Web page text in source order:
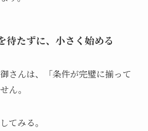
たずに、小さく始める
さんは、「条件が完璧に揃って
ん。
てみる。